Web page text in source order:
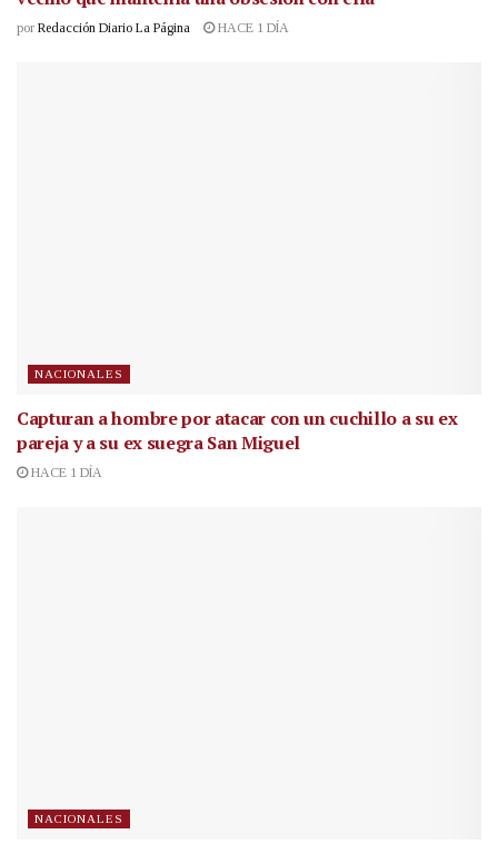
por Redacción Diario La Página HACE 1 DÍA
NACIONALES
Capturan a hombre por atacar con un cuchillo a su ex
pareja y a su ex suegra San Miguel
HACE 1 DÍA
NACIONALES